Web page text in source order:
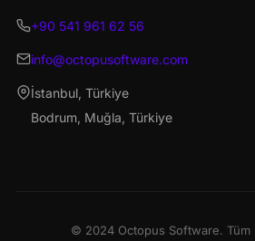
+90 541 961 62 56
info@octopusoftware.com
İstanbul, Türkiye
Bodrum, Muğla, Türkiye
© 2024 Octopus Software. Tüm